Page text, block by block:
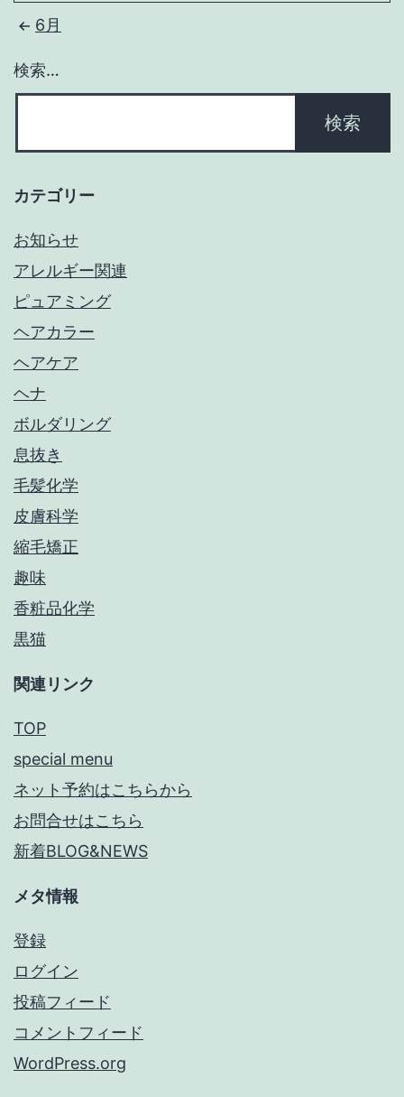
6月
検索…
カテゴリー
お知らせ
アレルギー関連
ピュアミング
ヘアカラー
ヘアケア
ヘナ
ボルダリング
息抜き
毛髪化学
皮膚科学
縮毛矯正
趣味
香粧品化学
黒猫
関連リンク
TOP
special menu
ネット予約はこちらから
お問合せはこちら
新着BLOG&NEWS
メタ情報
登録
ログイン
投稿フィード
コメントフィード
WordPress.org